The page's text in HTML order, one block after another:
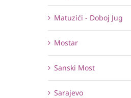
Matuzići - Doboj Jug
Mostar
Sanski Most
Sarajevo